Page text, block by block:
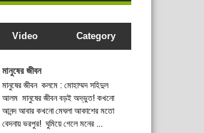
Video Category
মানুষের জীবন
মানুষের জীবন কলমে : মোহাম্মদ সহিদুল
আলম মানুষের জীবন বড়ই অদ্ভুত! কখনো
আনন্দ আবার কখনো মেঘলা আকাশের মতো
বেদনায় ভরপুর! ঘুমিয়ে গেলে মনের ...